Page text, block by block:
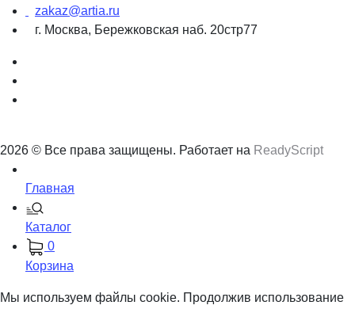
zakaz@artia.ru
г. Москва, Бережковская наб. 20стр77
2026 © Все права защищены. Работает на ReadyScript
Главная
Каталог
0
Корзина
Мы используем файлы cookie. Продолжив использование